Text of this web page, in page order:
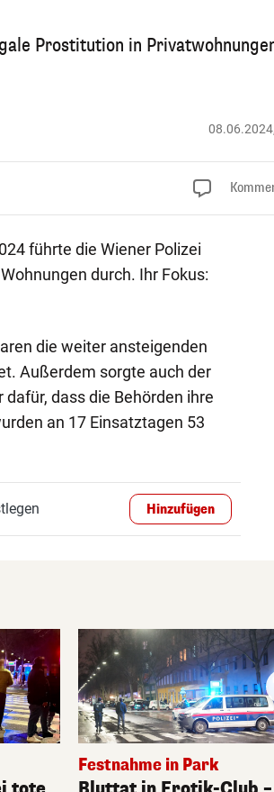
Prostitution in
führte die Wiener Polizei
durch. Ihr Fokus:
die weiter ansteigenden
Außerdem sorgte auch der
dass die Behörden ihre
an 17 Einsatztagen 53
Hinzufügen
Festnahme in Park